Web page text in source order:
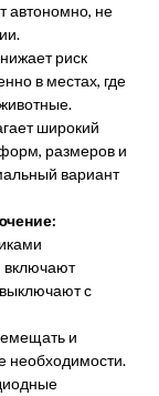
автономно, не
риск
в местах, где
широкий
размеров и
вариант
включают
с
и
необходимости.